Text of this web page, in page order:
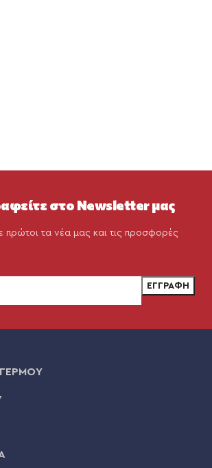
στο Newsletter μας
πρώτοι τα νέα μας και τις προσφορές